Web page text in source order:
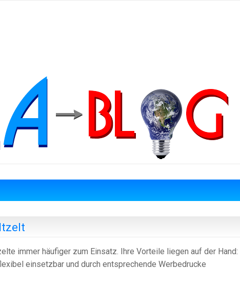
immer häufiger zum Einsatz. Ihre Vorteile liegen auf der Hand:
einsetzbar und durch entsprechende Werbedrucke